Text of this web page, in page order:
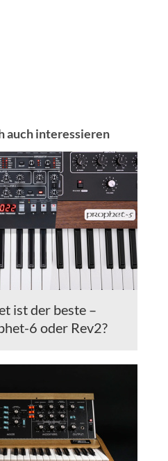
auch interessieren
ist der beste –
6 oder Rev2?